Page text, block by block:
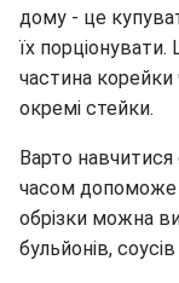
дому - це
їх порціонувати.
частина
окремі стейки.
Варто навчитися
часом допоможе
обрізки можна
бульйонів,